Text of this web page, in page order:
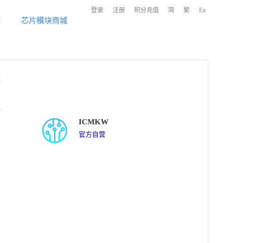
芯片模块商城
登录 注册 积分充值 简 繁 En
ICMKW
官方自营